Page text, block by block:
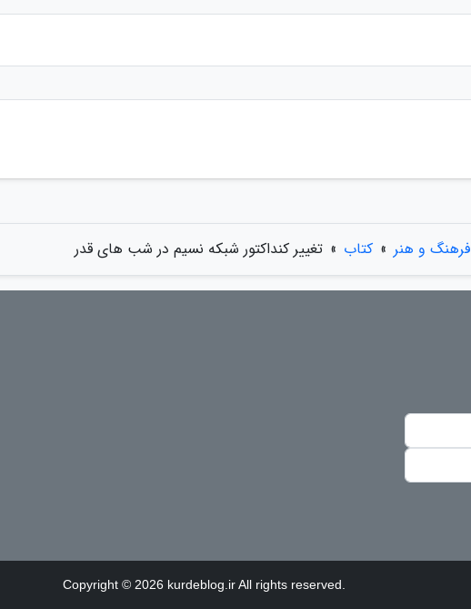
فرهنگ و هنر » کتاب » تغییر کنداکتور شبکه نسیم در شب های قدر
Copyright © 2026 kurdeblog.ir All rights reserved.